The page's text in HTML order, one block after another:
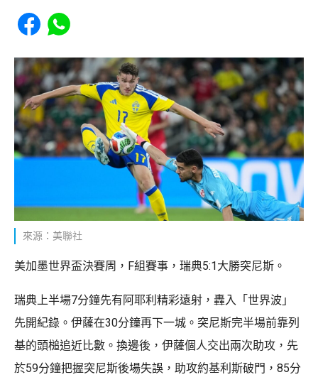
Share to Facebook
Share to WhatsApp
來源：美聯社
美加墨世界盃決賽周，F組賽事，瑞典5:1大勝突尼斯。
瑞典上半場7分鐘先有阿耶利精彩遠射，轟入「世界波」
先開紀錄。伊薩在30分鐘再下一城。突尼斯完半場前靠列
基的頭槌追近比數。換邊後，伊薩個人交出兩次助攻，先
於59分鐘把握突尼斯後場失誤，助攻約基利斯破門，85分